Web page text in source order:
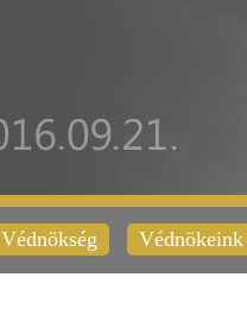
Védnökség Védnökeink